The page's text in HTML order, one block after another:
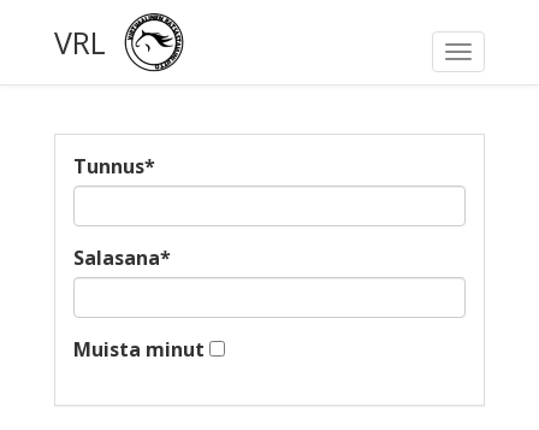
Toggle
VRL
Tunnus*
Salasana*
Muista minut